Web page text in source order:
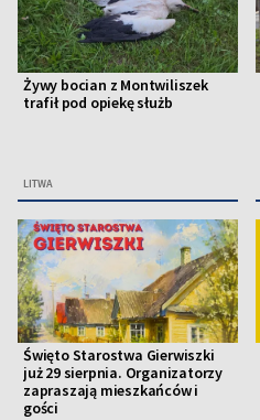
Żywy bocian z Montwiliszek
trafił pod opiekę służb
LITWA
Święto Starostwa Gierwiszki
już 29 sierpnia. Organizatorzy
zapraszają mieszkańców i
gości